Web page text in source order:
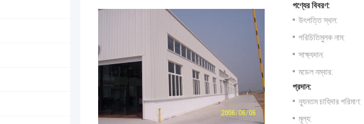
পণ্যের বিবরণ:
উৎপত্তি স্থল:
পরিচিতিমুলক নাম:
সাক্ষ্যদান:
মডেল নম্বার:
প্রদান:
ন্যূনতম চাহিদার পরিমাণ:
মূল্য: